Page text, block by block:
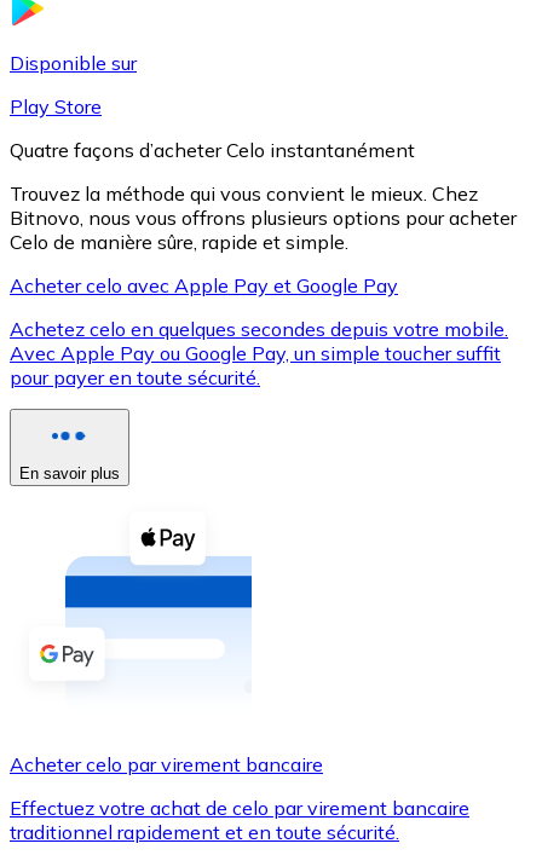
XRP
XRP
Voir toutes
Coupons crypto
Achetez des cryptomonnaies en espèces et d'autres
Acheter avec espèces
Virement SEPA
Utilisez les cartes Visa et Mastercard pour acheter
Disponible sur
Play Store
Quatre façons d’acheter Celo instantanément
Trouvez la méthode qui vous convient le mieux. Chez
Bitnovo, nous vous offrons plusieurs options pour acheter
Celo de manière sûre, rapide et simple.
Acheter celo avec Apple Pay et Google Pay
Achetez celo en quelques secondes depuis votre mobile.
Avec Apple Pay ou Google Pay, un simple toucher suffit
pour payer en toute sécurité.
En savoir plus
Acheter celo par virement bancaire
Effectuez votre achat de celo par virement bancaire
traditionnel rapidement et en toute sécurité.